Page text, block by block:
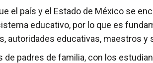
el país y el Estado de México se
educativo, por lo que es
autoridades educativas, maestros y
padres de familia, con los